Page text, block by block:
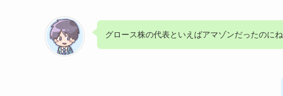
グロース株の代表といえばアマゾンだったのにね